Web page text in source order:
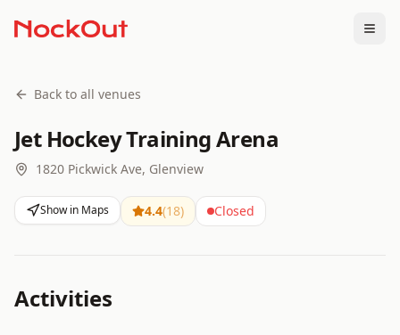
Back to all venues
Jet Hockey Training Arena
1820 Pickwick Ave, Glenview
Show in Maps 4.4(18) Closed
Activities